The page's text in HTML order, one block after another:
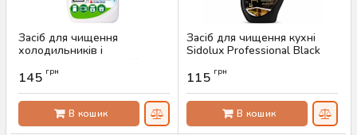
Засіб для чищення
холодильників і
500 мл
Артикул:AS-00477
145 грн
В кошик
Засіб для чищення кухні
Sidolux Professional Black
Артикул:
115 грн
В кошик